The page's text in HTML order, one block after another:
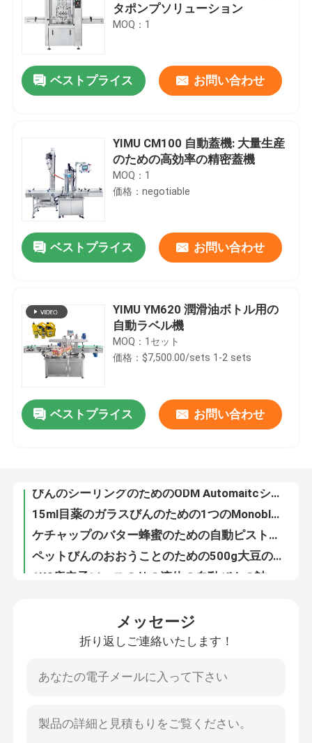
家
製品
ビデオ
工場旅行
品質管理
タポンプソリューション
MOQ：1
ベストプライス お問い合わせ
YIMU CM100 自動蓋機: 大量生産
のための高効率の精密蓋機
MOQ：1
価格：negotiable
ベストプライス お問い合わせ
YIMU YM620 潤滑油ボトル用の
自動ラベル機
MOQ：1セット
価格：$7,500.00/sets 1-2 sets
ベストプライス お問い合わせ
500g蜂蜜の込み合いの瓶のための液体のおおう容積測定の液体の充填機
ペットびんのおおうことのための500g大豆のケチャップ ソース充填機
1KG唐辛子ソースのりの液体の自動びんの詰物およびおおう機械2500bottles/Hr
30ml目薬の容器のびんのためのGMP HMI電子Vapeのオイルの満ちるおおう機械
OEM水差しの殺虫剤のパッキングのための1つのLtrの半自動液体の充填機
メッセージ
折り返しご連絡いたします！